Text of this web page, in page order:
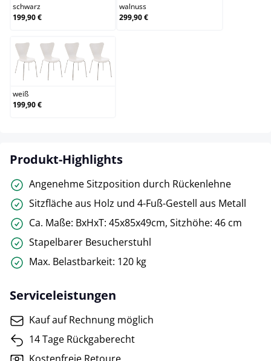
schwarz
199,90 €
walnuss
299,90 €
weiß
weiß
199,90 €
Produkt-Highlights
Angenehme Sitzposition durch Rückenlehne
Sitzfläche aus Holz und 4-Fuß-Gestell aus Metall
Ca. Maße: BxHxT: 45x85x49cm, Sitzhöhe: 46 cm
Stapelbarer Besucherstuhl
Max. Belastbarkeit: 120 kg
Serviceleistungen
Kauf auf Rechnung möglich
14 Tage Rückgaberecht